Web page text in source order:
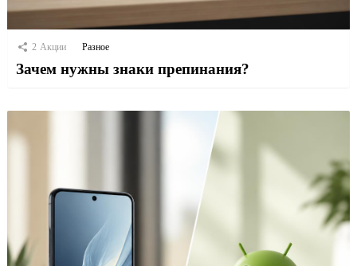
2 Акции Разное
Зачем нужны знаки препинания?